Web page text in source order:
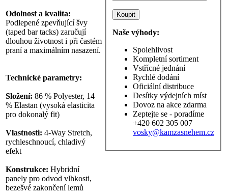
Odolnost a kvalita:
Podlepené zpevňující švy
(taped bar tacks) zaručují
dlouhou životnost i při častém
praní a maximálním nasazení.
Technické parametry:
Složení: 86 % Polyester, 14
% Elastan (vysoká elasticita
pro dokonalý fit)
Vlastnosti: 4-Way Stretch,
rychleschnoucí, chladivý
efekt
Konstrukce: Hybridní
panely pro odvod vlhkosti,
bezešvé zakončení lemů
Naše výhody:
Spolehlivost
Kompletní sortiment
Vstřícné jednání
Rychlé dodání
Oficiální distribuce
Desítky výdejních míst
Dovoz na akce zdarma
Zeptejte se - poradíme
+420 602 305 007
vosky@kamzasnehem.cz